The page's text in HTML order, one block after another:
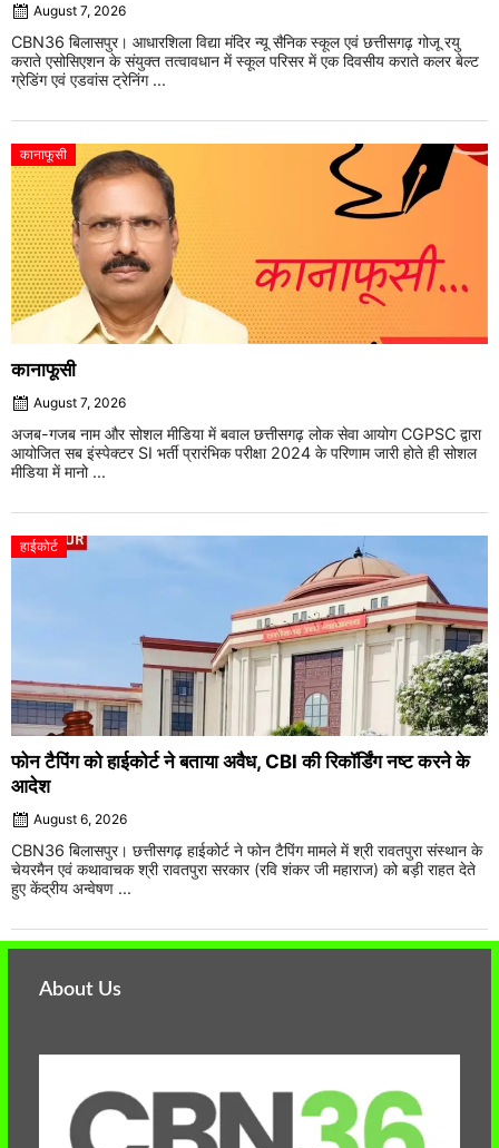
August 7, 2026
CBN36 बिलासपुर। आधारशिला विद्या मंदिर न्यू सैनिक स्कूल एवं छत्तीसगढ़ गोजू रयु
कराते एसोसिएशन के संयुक्त तत्वावधान में स्कूल परिसर में एक दिवसीय कराते कलर बेल्ट
ग्रेडिंग एवं एडवांस ट्रेनिंग ...
कानाफूसी
कानाफूसी
August 7, 2026
अजब-गजब नाम और सोशल मीडिया में बवाल छत्तीसगढ़ लोक सेवा आयोग CGPSC द्वारा
आयोजित सब इंस्पेक्टर SI भर्ती प्रारंभिक परीक्षा 2024 के परिणाम जारी होते ही सोशल
मीडिया में मानो ...
हाईकोर्ट
फोन टैपिंग को हाईकोर्ट ने बताया अवैध, CBI की रिकॉर्डिंग नष्ट करने के
आदेश
August 6, 2026
CBN36 बिलासपुर। छत्तीसगढ़ हाईकोर्ट ने फोन टैपिंग मामले में श्री रावतपुरा संस्थान के
चेयरमैन एवं कथावाचक श्री रावतपुरा सरकार (रवि शंकर जी महाराज) को बड़ी राहत देते
हुए केंद्रीय अन्वेषण ...
About Us